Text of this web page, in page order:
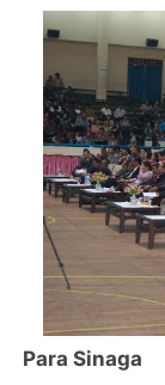
Para Sinaga